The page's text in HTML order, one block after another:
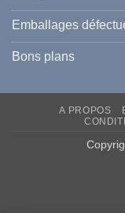
Emballages
Bons plans
A PROPOS